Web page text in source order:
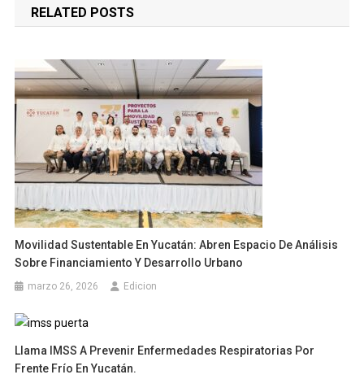
entradas
RELATED POSTS
Movilidad Sustentable En Yucatán: Abren Espacio De Análisis
Sobre Financiamiento Y Desarrollo Urbano
marzo 26, 2026 Edicion
Llama IMSS A Prevenir Enfermedades Respiratorias Por
Frente Frío En Yucatán.